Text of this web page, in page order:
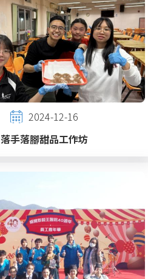
2024-12-16
落手落腳甜品工作坊